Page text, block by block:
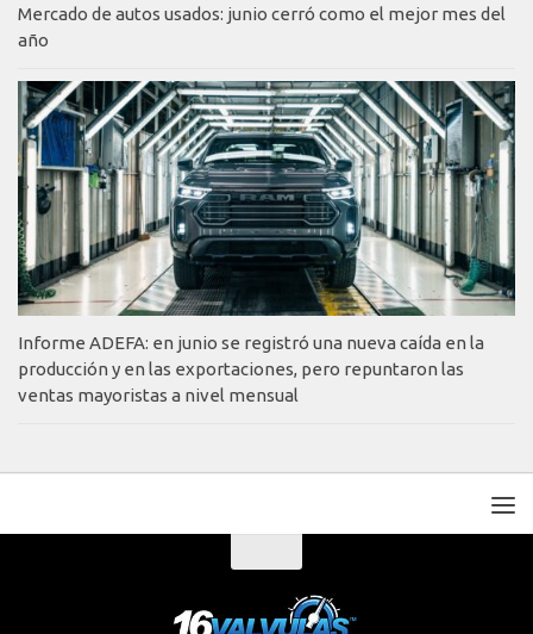
Mercado de autos usados: junio cerró como el mejor mes del
año
Informe ADEFA: en junio se registró una nueva caída en la
producción y en las exportaciones, pero repuntaron las
ventas mayoristas a nivel mensual